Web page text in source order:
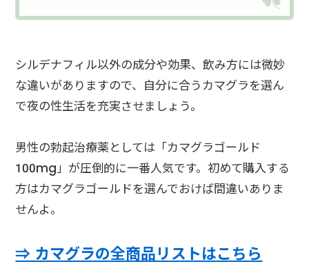
シルデナフィル以外の成分や効果、飲み方には微妙
な違いがありますので、自分に合うカマグラを選ん
で夜の性生活を充実させましょう。
男性の勃起治療薬としては「カマグラゴールド
100mg」が圧倒的に一番人気です。初めて購入する
方はカマグラゴールドを選んでおけば間違いありま
せんよ。
⇒ カマグラの全商品リストはこちら